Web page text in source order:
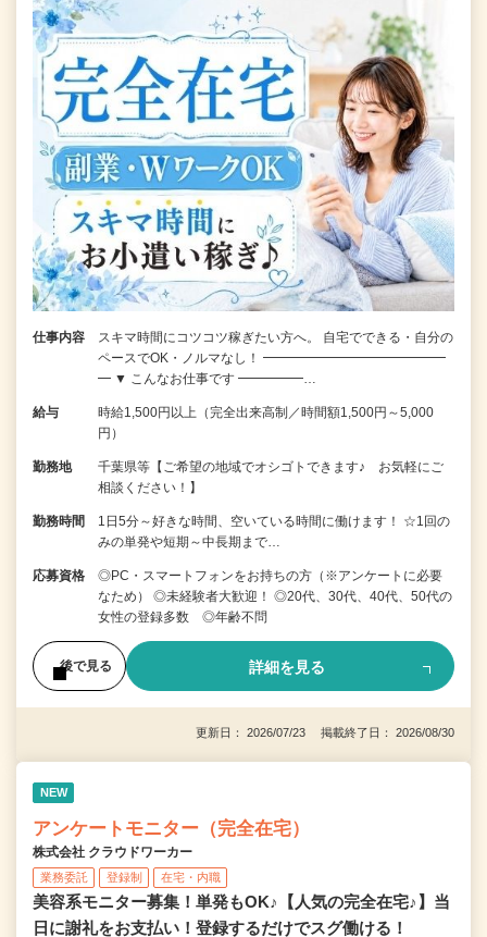
仕事内容
スキマ時間にコツコツ稼ぎたい方へ。 自宅でできる・自分の
ペースでOK・ノルマなし！ ━━━━━━━━━━━━━━
━ ▼ こんなお仕事です ━━━━━…
給与
時給1,500円以上（完全出来高制／時間額1,500円～5,000
円）
勤務地
千葉県等【ご希望の地域でオシゴトできます♪ お気軽にご
相談ください！】
勤務時間
1日5分～好きな時間、空いている時間に働けます！ ☆1回の
みの単発や短期～中長期まで…
応募資格
◎PC・スマートフォンをお持ちの方（※アンケートに必要
なため） ◎未経験者大歓迎！ ◎20代、30代、40代、50代の
女性の登録多数 ◎年齢不問
後で見る 詳細を見る
更新日： 2026/07/23 掲載終了日： 2026/08/30
NEW
アンケートモニター（完全在宅）
株式会社 クラウドワーカー
業務委託 登録制 在宅・内職
美容系モニター募集！単発もOK♪【人気の完全在宅♪】当
日に謝礼をお支払い！登録するだけでスグ働ける！